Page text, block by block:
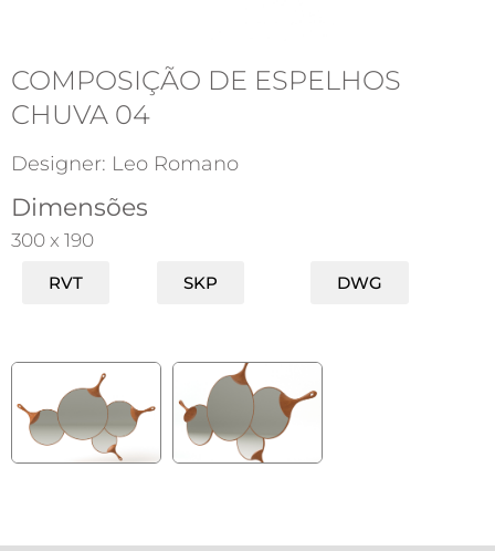
COMPOSIÇÃO DE ESPELHOS
CHUVA 04
Designer: Leo Romano
Dimensões
300 x 190
RVT SKP DWG